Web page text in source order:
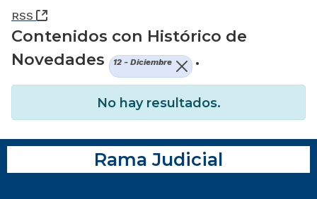
RSS (Abre una nueva ventana)
Contenidos con Histórico de
Novedades
12 - Diciembre .
No hay resultados.
Rama Judicial